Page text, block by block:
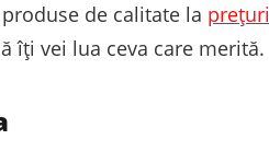
de calitate la
îți vei lua ceva care merită.